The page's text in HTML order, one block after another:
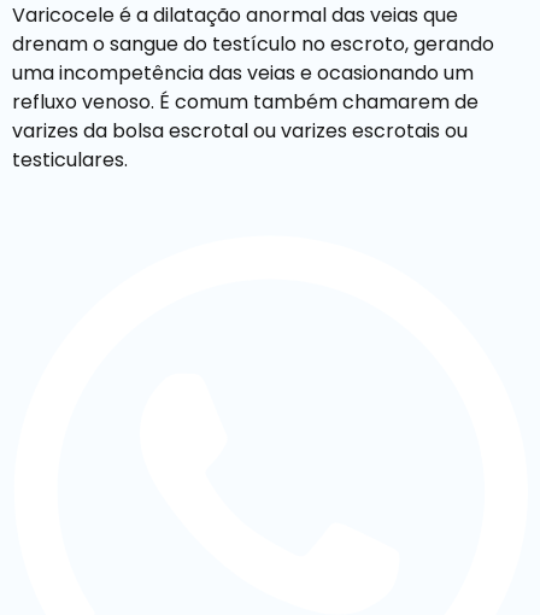
Varicocele é a dilatação anormal das veias que
drenam o sangue do testículo no escroto, gerando
uma incompetência das veias e ocasionando um
refluxo venoso. É comum também chamarem de
varizes da bolsa escrotal ou varizes escrotais ou
testiculares.